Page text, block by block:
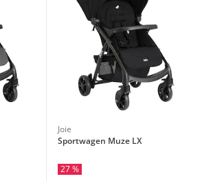
Joie
Sportwagen Muze LX
27 %